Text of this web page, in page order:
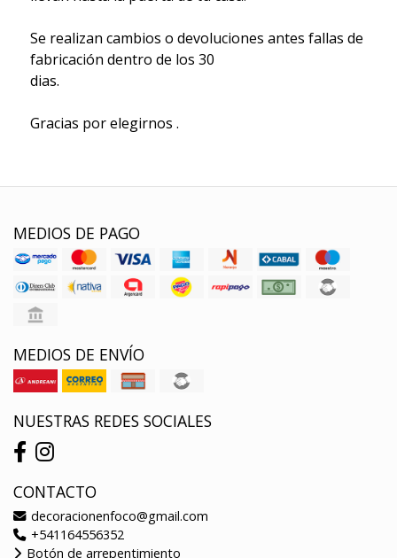
Se realizan cambios o devoluciones antes fallas de
fabricación dentro de los 30
dias.
Gracias por elegirnos .
MEDIOS DE PAGO
MEDIOS DE ENVÍO
NUESTRAS REDES SOCIALES
CONTACTO
decoracionenfoco@gmail.com
+541164556352
Botón de arrepentimiento